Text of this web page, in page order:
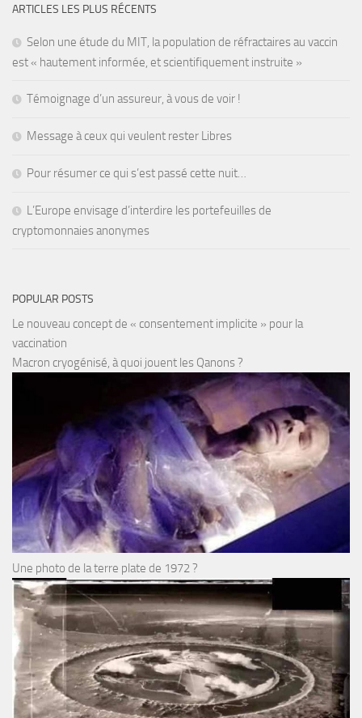
ARTICLES LES PLUS RÉCENTS
Selon une étude du MIT, la population de réfractaires au vaccin
est « hautement informée, et scientifiquement instruite »
Témoignage d’un assureur, à vous de voir !
Message à ceux qui veulent rester Libres
Pour résumer ce qui s’est passé cette nuit…
L’Europe envisage d’interdire les portefeuilles de
cryptomonnaies anonymes
POPULAR POSTS
Le nouveau concept de « consentement implicite » pour la
vaccination
Macron cryogénisé, à quoi jouent les Qanons ?
Une photo de la terre plate de 1972 ?